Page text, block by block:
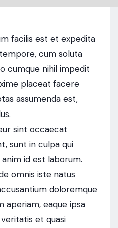
facilis est et expedita
cum soluta
cumque nihil impedit
placeat facere
assumenda est,
sint occaecat
sunt in culpa qui
id est laborum.
omnis iste natus
doloremque
aperiam, eaque ipsa
et quasi